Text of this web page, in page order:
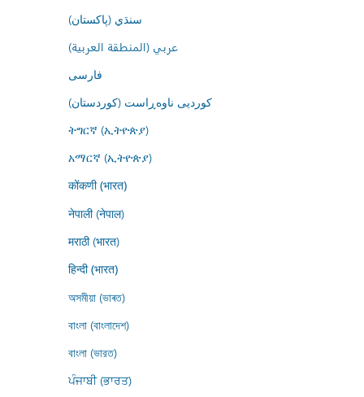
سنڌي (پاکستان)
عربي (المنطقة العربية)
فارسى
کوردیی ناوەڕاست (کوردستان)
ትግርኛ (ኢትዮጵያ)
አማርኛ (ኢትዮጵያ)
कोंकणी (भारत)
नेपाली (नेपाल)
मराठी (भारत)
हिन्दी (भारत)
অসমীয়া (ভাৰত)
বাংলা (বাংলাদেশ)
বাংলা (ভারত)
ਪੰਜਾਬੀ (ਭਾਰਤ)